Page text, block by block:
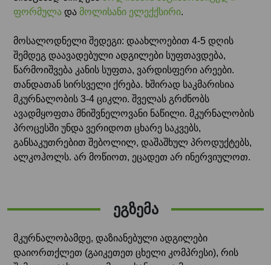
ფორმულა და მოლისანი ელექქსირი.
მოსალოდნელი შედეგი: დაახლოებით 4-5 დღის
შემდეგ დაავადებული ადგილები სუფთავდება,
წარმოიშვება კანის სუფთა, ვარდისფერი არეები.
თანდათან სირსველი ქრება. ხშირად საკმარისია
მკურნალობის 3-4 ციკლი. შველას გრძნობს
ავადმყოფთა მნიშვნელოვანი ნაწილი. მკურნალობის
პროცესში უნდა ვერიდოთ ცხარე საკვებს,
განსაკუთრებით შებოლილ, დაშაშხულ პროდუქტებს,
ალკოჰოლს. არ მოწიოთ, ეცადეთ არ ინერვიულოთ.
ეგზემა
მკურნალობამდე, დაზიანებული ადგილები
დაიორთქლეთ (გაიკეთეთ ცხელი კომპრესი), რის